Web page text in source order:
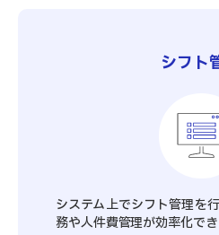
シフト
システム上でシフト管理を
務や人件費管理が効率化でき